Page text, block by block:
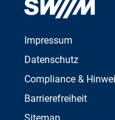
Impressum
Datenschutz
Compliance &
Barrierefreiheit
Sitemap